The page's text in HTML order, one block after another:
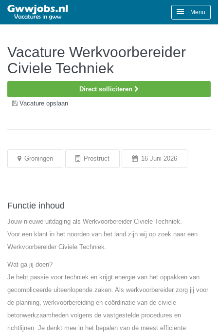
Menu
Vacature Werkvoorbereider
Civiele Techniek
Direct solliciteren
Vacature opslaan
Groningen Prostruct 16 Juni 2026
Functie inhoud
Jouw nieuwe uitdaging als Werkvoorbereider Civiele Techniek.
Voor een klant in het noorden van het land zijn wij op zoek naar een
Werkvoorbereider Civiele Techniek.
Wat ga jij doen?
Je hebt passie voor techniek en krijgt energie van het oppakken van
gecompliceerde uiteenlopende zaken. Als werkvoorbereider zorg jij voor
de planning, werkvoorbereiding en coördinatie van de civiele
betonwerkzaamheden volgens de vastgestelde procedures en
richtlijnen. Je denkt mee in het bepalen van de meest efficiënte